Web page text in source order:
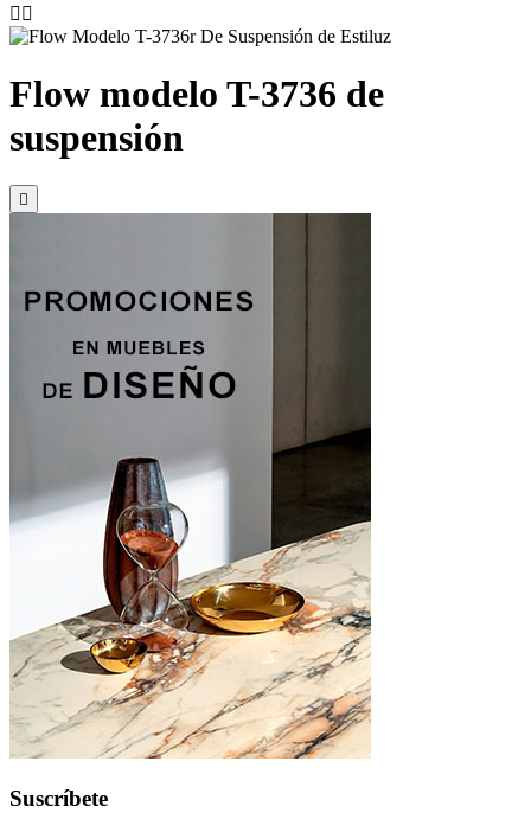
 
Flow modelo T-3736 de
suspensión

Suscríbete